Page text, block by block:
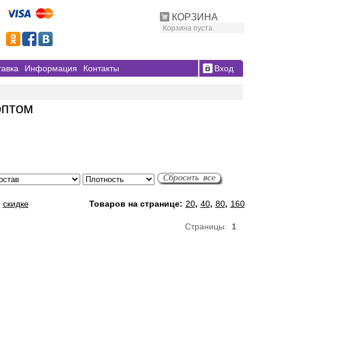
КОРЗИНА
Корзина пуста.
Информация Контакты Вход
скидке Товаров на странице: 20, 40, 80, 160
Страницы: 1